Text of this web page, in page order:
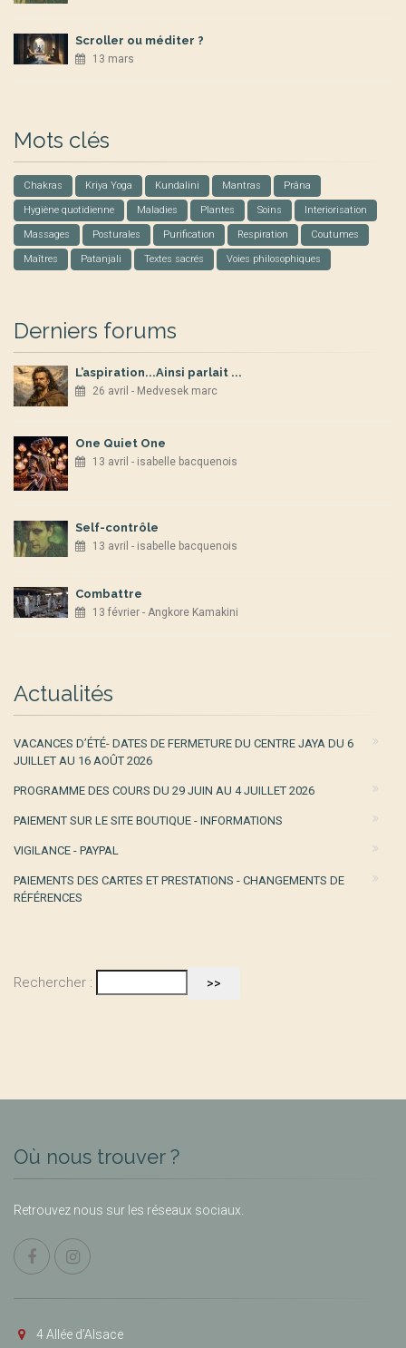
Scroller ou méditer ?
13 mars
Mots clés
Chakras Kriya Yoga Kundalini Mantras Prâna
Hygiène quotidienne Maladies Plantes Soins Interiorisation
Massages Posturales Purification Respiration Coutumes
Maîtres Patanjali Textes sacrés Voies philosophiques
Derniers forums
L’aspiration...Ainsi parlait ...
26 avril - Medvesek marc
One Quiet One
13 avril - isabelle bacquenois
Self-contrôle
13 avril - isabelle bacquenois
Combattre
13 février - Angkore Kamakini
Actualités
VACANCES D’ÉTÉ- DATES DE FERMETURE DU CENTRE JAYA DU 6
JUILLET AU 16 AOÛT 2026
PROGRAMME DES COURS DU 29 JUIN AU 4 JUILLET 2026
PAIEMENT SUR LE SITE BOUTIQUE - INFORMATIONS
VIGILANCE - PAYPAL
PAIEMENTS DES CARTES ET PRESTATIONS - CHANGEMENTS DE
RÉFÉRENCES
Rechercher :
Où nous trouver ?
Retrouvez nous sur les réseaux sociaux.
4 Allée d’Alsace